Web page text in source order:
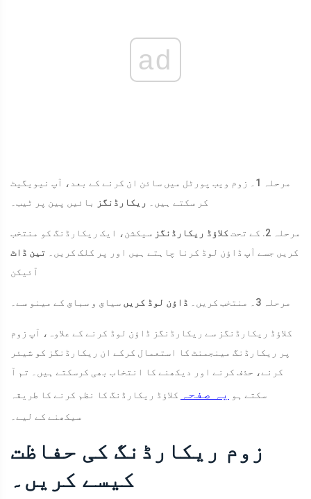
ad
مرحلہ 1۔ زوم ویب پورٹل میں سائن ان کرنے کے بعد، آپ نیویگیٹ
کر سکتے ہیں۔ ریکارڈنگز بائیں پین پر ٹیب۔
مرحلہ 2. کے تحت کلاؤڈ ریکارڈنگز سیکشن، ایک ریکارڈنگ کو منتخب
کریں جسے آپ ڈاؤن لوڈ کرنا چاہتے ہیں اور پر کلک کریں۔ تین ڈاٹ
آئیکن
مرحلہ 3۔ منتخب کریں۔ ڈاؤن لوڈ کریں سیاق و سباق کے مینو سے۔
کلاؤڈ ریکارڈنگز سے ریکارڈنگز ڈاؤن لوڈ کرنے کے علاوہ، آپ زوم
پر ریکارڈنگ مینجمنٹ کا استعمال کرکے ان ریکارڈنگز کو شیئر
کرنے، حذف کرنے اور دیکھنے کا انتخاب بھی کرسکتے ہیں۔ تم آ
سکتے ہو یہ صفحہ
کلاؤڈ ریکارڈنگ کا نظم کرنے کا طریقہ
سیکھنے کے لیے۔
زوم ریکارڈنگ کی حفاظت
کیسے کریں۔